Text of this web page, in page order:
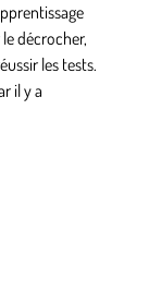
décrocher,
les tests.
il y a